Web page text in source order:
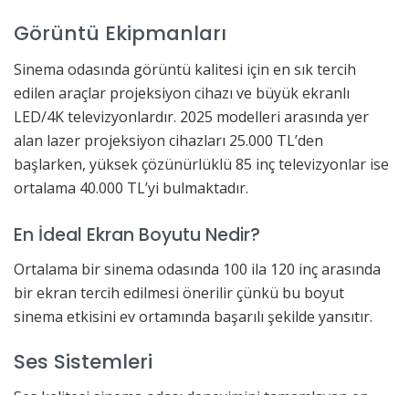
Görüntü Ekipmanları
Sinema odasında görüntü kalitesi için en sık tercih
edilen araçlar projeksiyon cihazı ve büyük ekranlı
LED/4K televizyonlardır. 2025 modelleri arasında yer
alan lazer projeksiyon cihazları 25.000 TL’den
başlarken, yüksek çözünürlüklü 85 inç televizyonlar ise
ortalama 40.000 TL’yi bulmaktadır.
En İdeal Ekran Boyutu Nedir?
Ortalama bir sinema odasında 100 ila 120 inç arasında
bir ekran tercih edilmesi önerilir çünkü bu boyut
sinema etkisini ev ortamında başarılı şekilde yansıtır.
Ses Sistemleri